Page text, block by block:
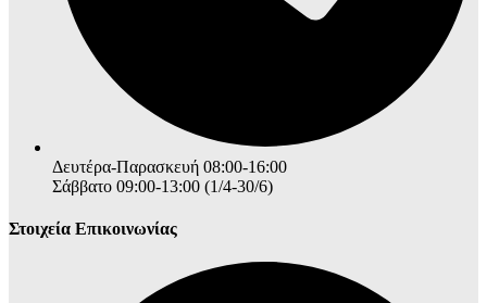
Δευτέρα-Παρασκευή 08:00-16:00
Σάββατο 09:00-13:00 (1/4-30/6)
Στοιχεία Επικοινωνίας